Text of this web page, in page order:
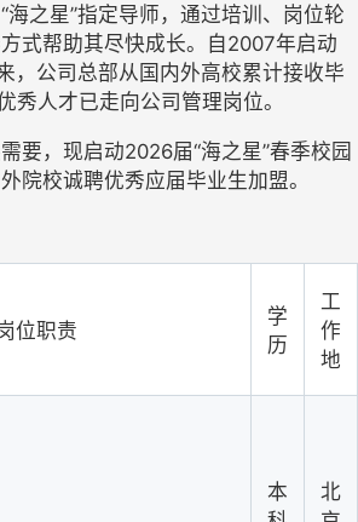
海之星”指定导师，通过培训、岗位轮
式帮助其尽快成长。自2007年启动
，公司总部从国内外高校累计接收毕
秀人才已走向公司管理岗位。
要，现启动2026届“海之星”春季校园
院校诚聘优秀应届毕业生加盟。
位职责
学
历
工
作
地
本
北